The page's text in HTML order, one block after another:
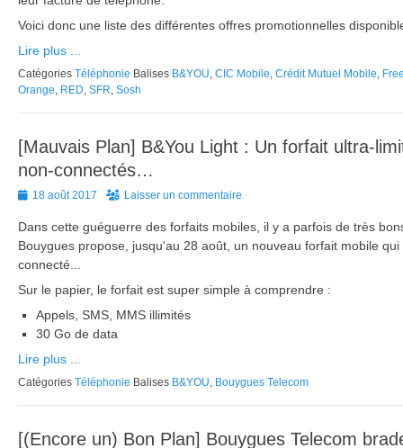
Voici donc une liste des différentes offres promotionnelles
Lire plus ...
Catégories Téléphonie Balises B&YOU, CIC Mobile, Crédit Mutuel Mobile,
Orange, RED, SFR, Sosh
[Mauvais Plan] B&You Light : Un forfait ultra-
non-connectés…
Posted18 août 2017 Laisser un commentaire
Dans cette guéguerre des forfaits mobiles, il y a parfois de très
Bouygues propose, jusqu'au 28 août, un nouveau forfait mobile
connecté...
Sur le papier, le forfait est super simple à comprendre :
Appels, SMS, MMS illimités
30 Go de data
Lire plus ...
Catégories Téléphonie Balises B&YOU, Bouygues Telecom
[(Encore un) Bon Plan] Bouygues Telecom